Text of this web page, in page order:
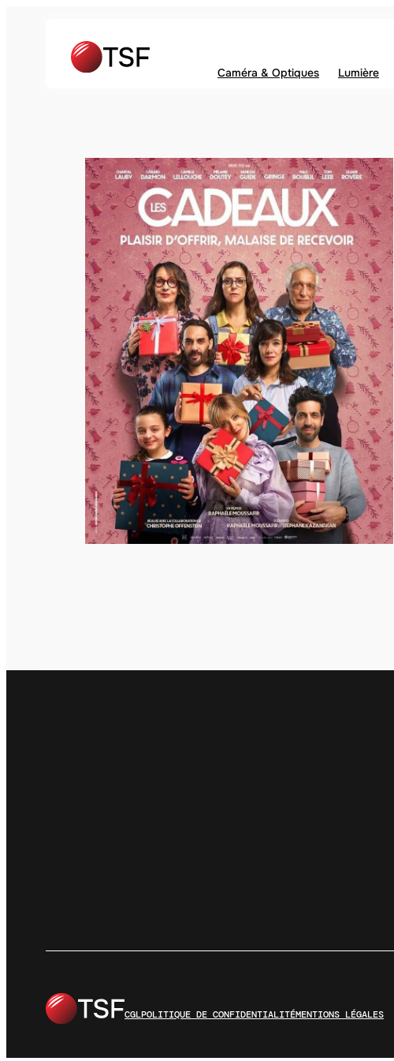
Caméra & Optiques Lumière
CGLPOLITIQUE DE CONFIDENTIALITÉMENTIONS LÉGALES